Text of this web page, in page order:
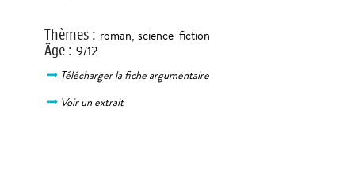
Thèmes: roman, science-fiction
Âge: 9/12
Télécharger la fiche argumentaire
Voir un extrait